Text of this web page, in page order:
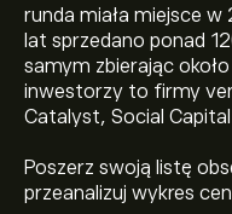
runda miała miejsce
lat sprzedano ponad
samym zbierając
inwestorzy to firmy
Catalyst, Social
Poszerz swoją listę
przeanalizuj wykres
Kapitalizacja rynkowa
Najwyższe w historii
Celo ma 24-godzinny